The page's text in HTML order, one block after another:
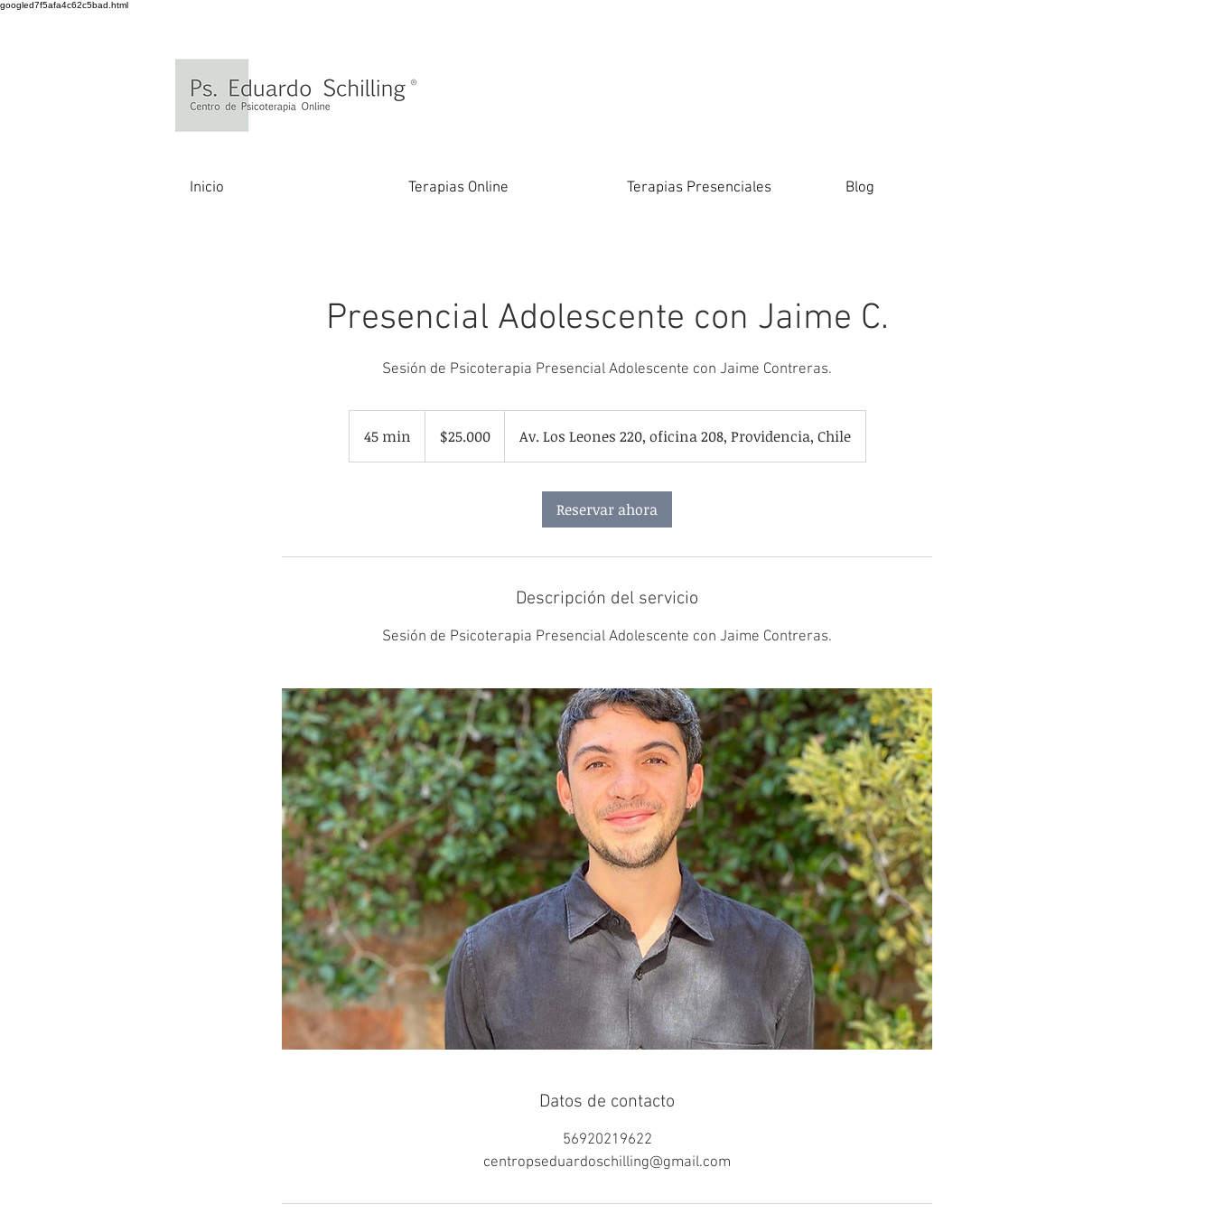
googled7f5afa4c62c5bad.html
Inicio Terapias Online Terapias Presenciales Blog
Presencial Adolescente con Jaime C.
Sesión de Psicoterapia Presencial Adolescente con Jaime Contreras.
45 min
5
chilenos
$25.000 Av. Los Leones 220, oficina 208, Providencia, Chile
Reservar ahora
Descripción del servicio
Sesión de Psicoterapia Presencial Adolescente con Jaime Contreras.
Datos de contacto
56920219622
centropseduardoschilling@gmail.com